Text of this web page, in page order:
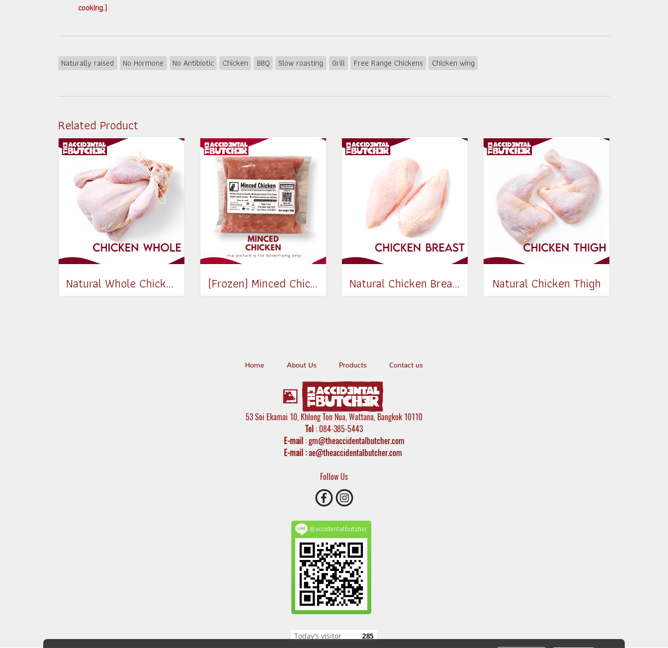
cooking.)
Naturally raised No Hormone No Antibiotic Chicken BBQ Slow roasting Grill Free Range Chickens Chicken wing
Related Product
Natural Whole Chicken (1.31-1.5 kg) (Frozen) Minced Chicken 300g Natural Chicken Breast Natural Chicken Thigh
Home About Us Products Contact us
53 Soi Ekamai 10, Khlong Ton Nua, Wattana, Bangkok 10110
Tel : 084-385-5443
E-mail:gm@theaccidentalbutcher.com
E-mail :ae@theaccidentalbutcher.com
Follow Us
@accidentalbutcher
Today's visitor 285